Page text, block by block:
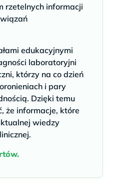
rzetelnych informacji
edukacyjnymi
laboratoryjni
którzy na co dzień
i pary
Dzięki temu
że informacje, które
wiedzy